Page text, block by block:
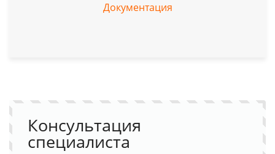
Документация
Консультация
специалиста